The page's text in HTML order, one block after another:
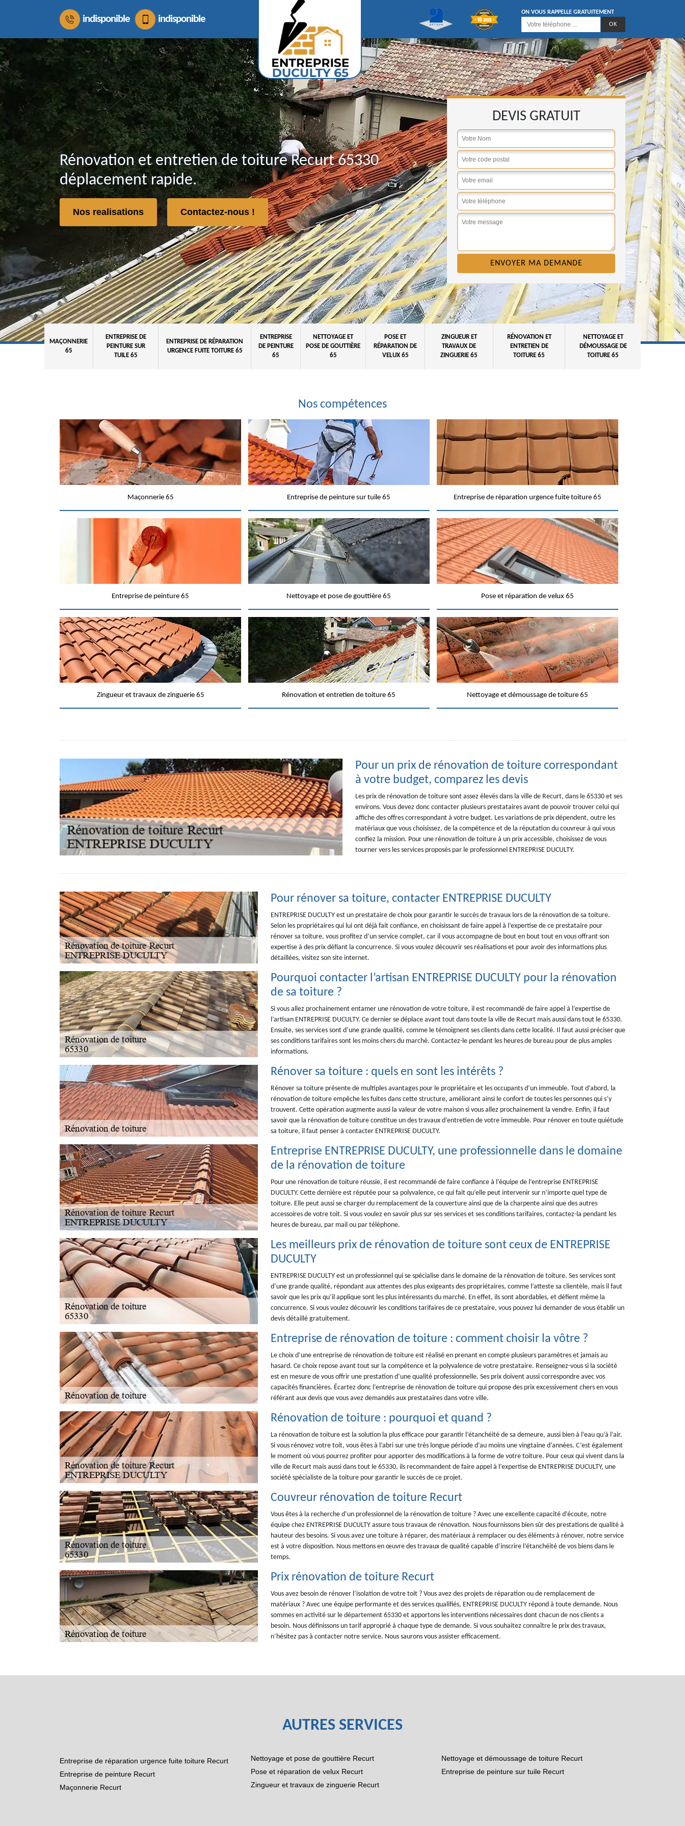
indisponible indisponible
ON VOUS RAPPELLE GRATUITEMENT
Rénovation et entretien de toiture Recurt 65330
déplacement rapide.
Nos realisations Contactez-nous !
DEVIS GRATUIT
MAÇONNERIE
65
ENTREPRISE DE
PEINTURE SUR
TUILE 65
ENTREPRISE DE RÉPARATION
URGENCE FUITE TOITURE 65
ENTREPRISE
DE PEINTURE
65
NETTOYAGE ET
POSE DE GOUTTIÈRE
65
POSE ET
RÉPARATION DE
VELUX 65
ZINGUEUR ET
TRAVAUX DE
ZINGUERIE 65
RÉNOVATION ET
ENTRETIEN DE
TOITURE 65
NETTOYAGE ET
DÉMOUSSAGE DE
TOITURE 65
Nos compétences
Maçonnerie 65 Entreprise de peinture sur tuile 65 Entreprise de réparation urgence fuite toiture 65
Entreprise de peinture 65 Nettoyage et pose de gouttière 65 Pose et réparation de velux 65
Zingueur et travaux de zinguerie 65 Rénovation et entretien de toiture 65 Nettoyage et démoussage de toiture 65
Pour un prix de rénovation de toiture correspondant
à votre budget, comparez les devis
Les prix de rénovation de toiture sont assez élevés dans la ville de Recurt, dans le 65330 et ses
environs. Vous devez donc contacter plusieurs prestataires avant de pouvoir trouver celui qui
affiche des offres correspondant à votre budget. Les variations de prix dépendent, outre les
matériaux que vous choisissez, de la compétence et de la réputation du couvreur à qui vous
confiez la mission. Pour une rénovation de toiture à un prix accessible, choisissez de vous
tourner vers les services proposés par le professionnel ENTREPRISE DUCULTY.
Pour rénover sa toiture, contacter ENTREPRISE DUCULTY
ENTREPRISE DUCULTY est un prestataire de choix pour garantir le succès de travaux lors de la rénovation de sa toiture.
Selon les propriétaires qui lui ont déjà fait confiance, en choisissant de faire appel à l’expertise de ce prestataire pour
rénover sa toiture, vous profitez d’un service complet, car il vous accompagne de bout en bout tout en vous offrant son
expertise à des prix défiant la concurrence. Si vous voulez découvrir ses réalisations et pour avoir des informations plus
détaillées, visitez son site internet.
Pourquoi contacter l’artisan ENTREPRISE DUCULTY pour la rénovation
de sa toiture ?
Si vous allez prochainement entamer une rénovation de votre toiture, il est recommandé de faire appel à l’expertise de
l’artisan ENTREPRISE DUCULTY. Ce dernier se déplace avant tout dans toute la ville de Recurt mais aussi dans tout le 65330.
Ensuite, ses services sont d’une grande qualité, comme le témoignent ses clients dans cette localité. Il faut aussi préciser que
ses conditions tarifaires sont les moins chers du marché. Contactez-le pendant les heures de bureau pour de plus amples
informations.
Rénover sa toiture : quels en sont les intérêts ?
Rénover sa toiture présente de multiples avantages pour le propriétaire et les occupants d’un immeuble. Tout d’abord, la
rénovation de toiture empêche les fuites dans cette structure, améliorant ainsi le confort de toutes les personnes qui s’y
trouvent. Cette opération augmente aussi la valeur de votre maison si vous allez prochainement la vendre. Enfin, il faut
savoir que la rénovation de toiture constitue un des travaux d’entretien de votre immeuble. Pour rénover en toute quiétude
sa toiture, il faut penser à contacter ENTREPRISE DUCULTY.
Entreprise ENTREPRISE DUCULTY, une professionnelle dans le domaine
de la rénovation de toiture
Pour une rénovation de toiture réussie, il est recommandé de faire confiance à l’équipe de l’entreprise ENTREPRISE
DUCULTY. Cette dernière est réputée pour sa polyvalence, ce qui fait qu’elle peut intervenir sur n’importe quel type de
toiture. Elle peut aussi se charger du remplacement de la couverture ainsi que de la charpente ainsi que des autres
accessoires de votre toit. Si vous voulez en savoir plus sur ses services et ses conditions tarifaires, contactez-la pendant les
heures de bureau, par mail ou par téléphone.
Les meilleurs prix de rénovation de toiture sont ceux de ENTREPRISE
DUCULTY
ENTREPRISE DUCULTY est un professionnel qui se spécialise dans le domaine de la rénovation de toiture. Ses services sont
d’une grande qualité, répondant aux attentes des plus exigeants des propriétaires, comme l’atteste sa clientèle, mais il faut
savoir que les prix qu’il applique sont les plus intéressants du marché. En effet, ils sont abordables, et défient même la
concurrence. Si vous voulez découvrir les conditions tarifaires de ce prestataire, vous pouvez lui demander de vous établir un
devis détaillé gratuitement.
Entreprise de rénovation de toiture : comment choisir la vôtre ?
Le choix d’une entreprise de rénovation de toiture est réalisé en prenant en compte plusieurs paramètres et jamais au
hasard. Ce choix repose avant tout sur la compétence et la polyvalence de votre prestataire. Renseignez-vous si la société
est en mesure de vous offrir une prestation d’une qualité professionnelle. Ses prix doivent aussi correspondre avec vos
capacités financières. Écartez donc l’entreprise de rénovation de toiture qui propose des prix excessivement chers en vous
référant aux devis que vous avez demandés aux prestataires dans votre ville.
Rénovation de toiture : pourquoi et quand ?
La rénovation de toiture est la solution la plus efficace pour garantir l’étanchéité de sa demeure, aussi bien à l’eau qu’à l’air.
Si vous rénovez votre toit, vous êtes à l’abri sur une très longue période d’au moins une vingtaine d’années. C’est également
le moment où vous pourrez profiter pour apporter des modifications à la forme de votre toiture. Pour ceux qui vivent dans la
ville de Recurt mais aussi dans tout le 65330, ils recommandent de faire appel à l’expertise de ENTREPRISE DUCULTY, une
société spécialiste de la toiture pour garantir le succès de ce projet.
Couvreur rénovation de toiture Recurt
Vous êtes à la recherche d’un professionnel de la rénovation de toiture ? Avec une excellente capacité d’écoute, notre
équipe chez ENTREPRISE DUCULTY assure tous travaux de rénovation. Nous fournissons bien sûr des prestations de qualité à
hauteur des besoins. Si vous avez une toiture à réparer, des matériaux à remplacer ou des éléments à rénover, notre service
est à votre disposition. Nous mettons en œuvre des travaux de qualité capable d’inscrire l’étanchéité de vos biens dans le
temps.
Prix rénovation de toiture Recurt
Vous avez besoin de rénover l’isolation de votre toit ? Vous avez des projets de réparation ou de remplacement de
matériaux ? Avec une équipe performante et des services qualifiés, ENTREPRISE DUCULTY répond à toute demande. Nous
sommes en activité sur le département 65330 et apportons les interventions nécessaires dont chacun de nos clients a
besoin. Nous définissons un tarif approprié à chaque type de demande. Si vous souhaitez connaître le prix des travaux,
n’hésitez pas à contacter notre service. Nous saurons vous assister efficacement.
AUTRES SERVICES
Entreprise de réparation urgence fuite toiture Recurt
Entreprise de peinture Recurt
Maçonnerie Recurt
Nettoyage et pose de gouttière Recurt
Pose et réparation de velux Recurt
Zingueur et travaux de zinguerie Recurt
Nettoyage et démoussage de toiture Recurt
Entreprise de peinture sur tuile Recurt